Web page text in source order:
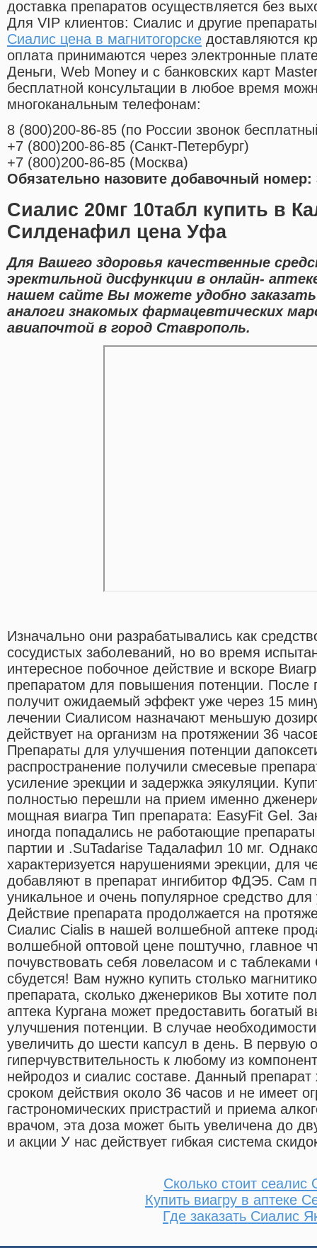
доставка препаратов осуществляется без
Для VIP клиентов: Сиалис и другие
Сиалис цена в магнитогорске доставляются
оплата принимаются через электронные
Деньги, Web Money и с банковских карт
бесплатной консультации в любое время
многоканальным телефонам:
8 (800)200-86-85 (по России звонок
+7 (800)200-86-85 (Санкт-Петербург)
+7 (800)200-86-85 (Москва)
Обязательно назовите добавочный номер:
Сиалис 20мг 10табл купить в
Силденафил цена Уфа
Для Вашего здоровья качественные
эректильной дисфункции в онлайн-
нашем сайте Вы можете удобно
аналоги знакомых фармацевтических
авиапочтой в город Ставрополь.
Изначально они разрабатывались как
сосудистых заболеваний, но во время
интересное побочное действие и вскоре
препаратом для повышения потенции. После
получит ожидаемый эффект уже через 15
лечении Сиалисом назначают меньшую
действует на организм на протяжении 36
Препараты для улучшения потенции
распространение получили смесевые
усиление эрекции и задержка эякуляции.
полностью перешли на прием именно
мощная виагра Тип препарата: EasyFit Gel.
иногда попадались не работающие
партии и .SuTadarise Тадалафил 10 мг.
характеризуется нарушениями эрекции, для
добавляют в препарат ингибитор ФДЭ5. Сам
уникальное и очень популярное средство
Действие препарата продолжается на
Сиалис Cialis в нашей волшебной аптеке
волшебной оптовой цене поштучно, главное
почувствовать себя ловеласом и с
сбудется! Вам нужно купить столько
препарата, сколько дженериков Вы хотите
аптека Кургана может предоставить богатый
улучшения потенции. В случае
увеличить до шести капсул в день. В первую
гиперчувствительность к любому из
нейродоз и сиалис составе. Данный препарат
сроком действия около 36 часов и не имеет
гастрономических пристрастий и приема
врачом, эта доза может быть увеличена до
и акции У нас действует гибкая система
Сколько стоит сеалис
Купить виагру в аптеке
Где заказать Сиалис